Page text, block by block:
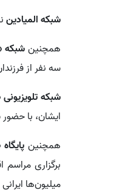
شبکه المیادین
همچنینشبکه
سه نفر از
شبکه تلویزیونی
ایشان، با
همچنین
برگزاری
میلیون‌ها